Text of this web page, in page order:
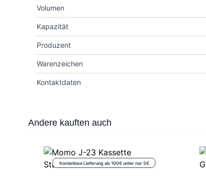
Volumen
Kapazität
Produzent
Warenzeichen
Kontaktdaten
Press to skip carousel
Andere kauften auch
Kostenlose Lieferung ab 100€ unter nur 5€